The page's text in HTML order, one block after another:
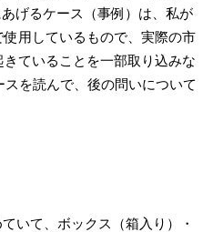
げるケース（事例）は、私が
使用しているもので、実際の市
きていることを一部取り込みな
を読んで、後の問いについて
いて、ボックス（箱入り）・